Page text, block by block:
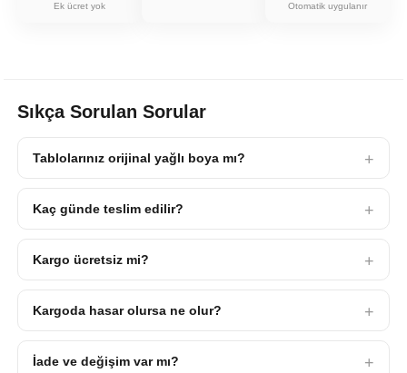
Ek ücret yok Otomatik uygulanır
Sıkça Sorulan Sorular
Tablolarınız orijinal yağlı boya mı?
Kaç günde teslim edilir?
Kargo ücretsiz mi?
Kargoda hasar olursa ne olur?
İade ve değişim var mı?